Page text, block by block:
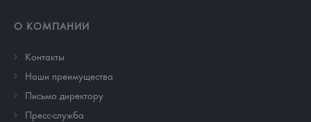
О КОМПАНИИ
Контакты
Наши преимущества
Письмо директору
Пресс-служба